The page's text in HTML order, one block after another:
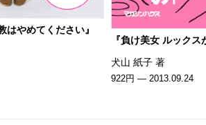
はやめてください』
『負け美女 ルックス
犬山 紙子 著
922円 — 2013.09.24